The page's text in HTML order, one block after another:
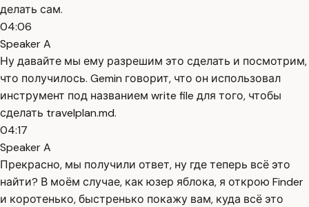
делать сам.
04:06
Speaker A
Ну давайте мы ему разрешим это сделать и посмотрим,
что получилось. Gemin говорит, что он использовал
инструмент под названием write file для того, чтобы
сделать travelplan.md.
04:17
Speaker A
Прекрасно, мы получили ответ, ну где теперь всё это
найти? В моём случае, как юзер яблока, я открою Finder
и коротенько, быстренько покажу вам, куда всё это